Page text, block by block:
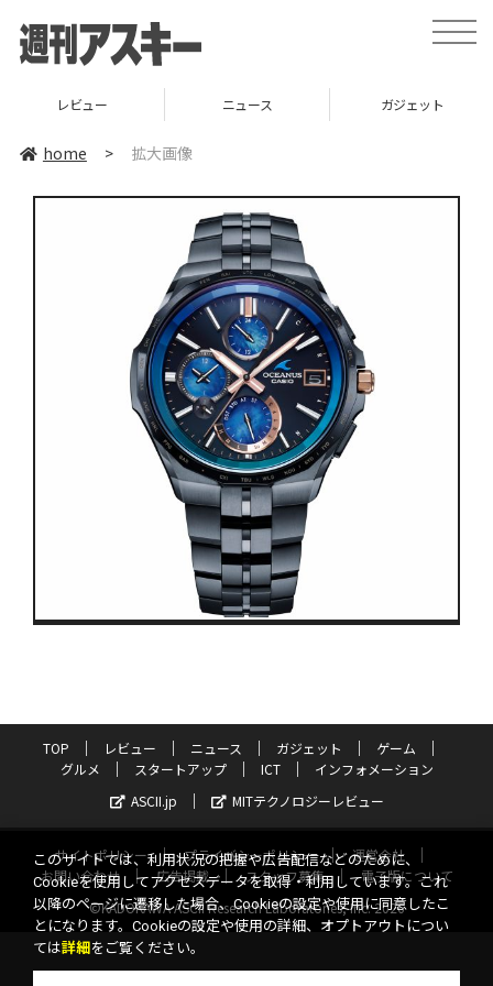
toggle
レビュー ニュース ガジェット
home > 拡大画像
TOP レビュー ニュース ガジェット
ゲーム
グルメ
スタートアップ ICT
インフォメーション
ASCII.jp
MITテクノロジーレビュー
サイトポリシー プライバシーポリシー
運営会社
お問い合わせ
広告掲載 スタッフ募集
電子版について
©KADOKAWA ASCII Research Laboratories, Inc. 2026
このサイトでは、利用状況の把握や広告配信などのために、
Cookieを使用してアクセスデータを取得・利用しています。これ
以降のページに遷移した場合、Cookieの設定や使用に同意したこ
とになります。Cookieの設定や使用の詳細、オプトアウトについ
ては詳細 をご覧ください。